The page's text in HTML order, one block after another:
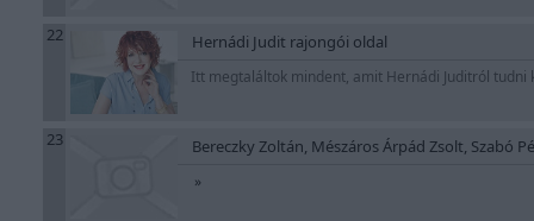
22 Hernádi Judit rajongói oldal
Itt megtaláltok mindent, amit Hernádi Juditról tudni
23 Bereczky Zoltán, Mészáros Árpád Zsolt, Szabó
»